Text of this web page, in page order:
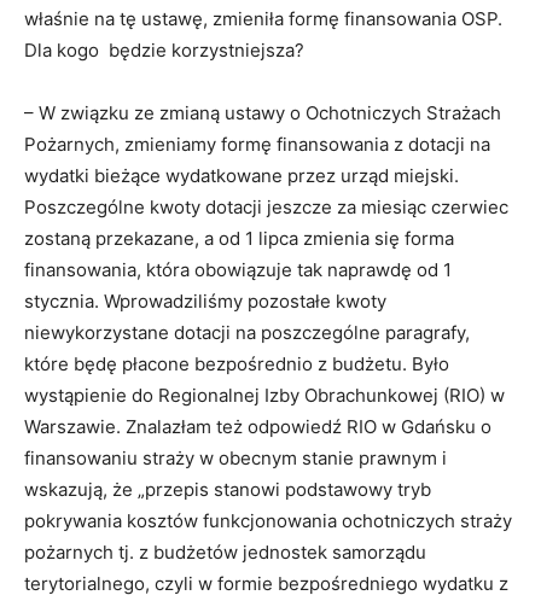
właśnie na tę ustawę, zmieniła formę finansowania OSP.
Dla kogo będzie korzystniejsza?
– W związku ze zmianą ustawy o Ochotniczych Strażach
Pożarnych, zmieniamy formę finansowania z dotacji na
wydatki bieżące wydatkowane przez urząd miejski.
Poszczególne kwoty dotacji jeszcze za miesiąc czerwiec
zostaną przekazane, a od 1 lipca zmienia się forma
finansowania, która obowiązuje tak naprawdę od 1
stycznia. Wprowadziliśmy pozostałe kwoty
niewykorzystane dotacji na poszczególne paragrafy,
które będę płacone bezpośrednio z budżetu. Było
wystąpienie do Regionalnej Izby Obrachunkowej (RIO) w
Warszawie. Znalazłam też odpowiedź RIO w Gdańsku o
finansowaniu straży w obecnym stanie prawnym i
wskazują, że „przepis stanowi podstawowy tryb
pokrywania kosztów funkcjonowania ochotniczych straży
pożarnych tj. z budżetów jednostek samorządu
terytorialnego, czyli w formie bezpośredniego wydatku z